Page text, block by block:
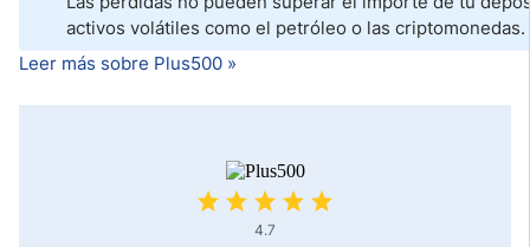
activos volátiles como el petróleo o las criptomonedas.
Leer más sobre Plus500 »
4.7